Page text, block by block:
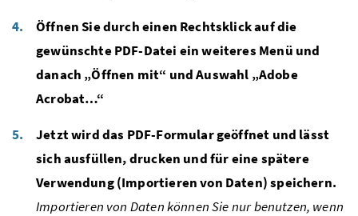
Öffnen Sie durch einen Rechtsklick auf die
gewünschte PDF-Datei ein weiteres Menü und
danach „Öffnen mit“ und Auswahl „Adobe
Acrobat…“
Jetzt wird das PDF-Formular geöffnet und lässt
sich ausfüllen, drucken und für eine spätere
Verwendung (Importieren von Daten) speichern.
Importieren von Daten können Sie nur benutzen, wenn